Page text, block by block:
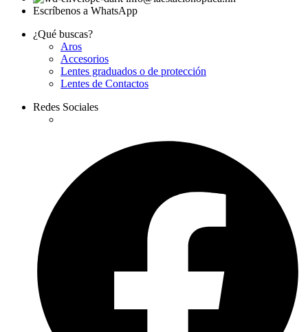
Escríbenos a WhatsApp
¿Qué buscas?
Aros
Accesorios
Lentes graduados o de protección
Lentes de Contactos
Redes Sociales